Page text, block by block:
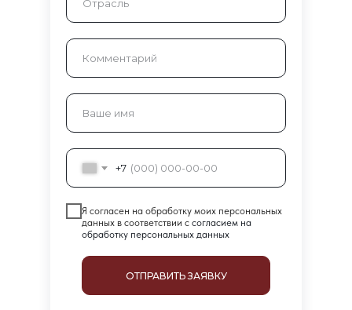
+7
Я согласен на обработку моих персональных
данных в соответствии с согласием на
обработку персональных данных
ОТПРАВИТЬ ЗАЯВКУ